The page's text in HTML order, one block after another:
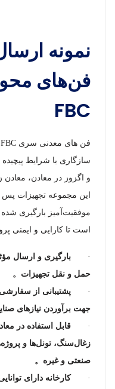
نمونه
فن‌های
FBC
سازگاری با شرایط
و اگزوز در معادن، معادن
این مجموعه تجهیزات پس
موفقیت‌آمیز بارگیری
است تا کارایی و ایمنی
·
بارگیری و ارسال
حمل و نقل تجهیزات 。
·
پشتیبانی از
جهت برآوردن نیازهای
·
قابل استفاده در
زغال‌سنگ، تونل‌ها و
صنعتی و غیره 。
·
کارخانه دارای